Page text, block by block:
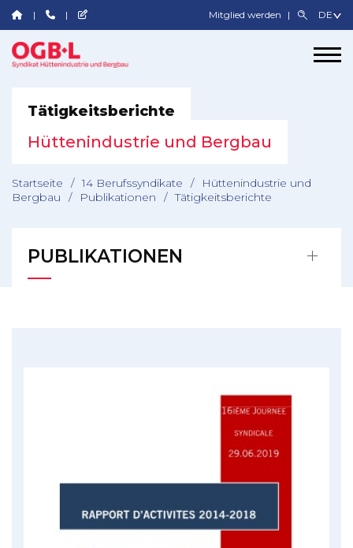
Mitglied werden
Tätigkeitsberichte
Hüttenindustrie und Bergbau
Startseite / 14 Berufssyndikate /
Hüttenindustrie und
Bergbau
/ Publikationen / Tätigkeitsberichte
PUBLIKATIONEN